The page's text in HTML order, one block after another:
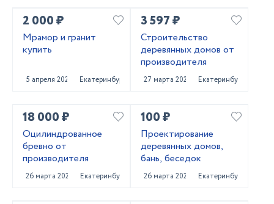
2 000 ₽
Мрамор и гранит
купить
5 апреля 2022 Екатеринбург
3 597 ₽
Строительство
деревянных домов от
производителя
27 марта 2022 Екатеринбург
18 000 ₽
Оцилиндрованное
бревно от
производителя
26 марта 2022 Екатеринбург
100 ₽
Проектирование
деревянных домов,
бань, беседок
26 марта 2022 Екатеринбург